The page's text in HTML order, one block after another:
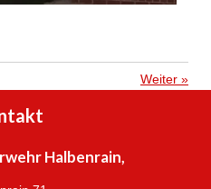
Weiter »
Halbenrain,